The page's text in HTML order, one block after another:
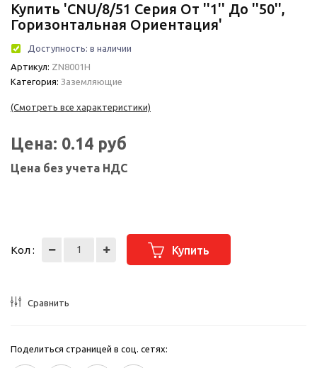
Купить 'CNU/8/51 Серия От ''1'' До ''50'',
Горизонтальная Ориентация'
Доступность: в наличии
Артикул: ZN8001H
Категория: Заземляющие
(Смотреть все характеристики)
Цена: 0.14 руб
Цена без учета НДС
Кол : Купить
Сравнить
Поделиться страницей в соц. сетях: